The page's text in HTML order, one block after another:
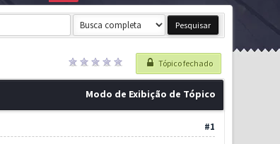
Tópico fechado
Modo de Exibição de Tópico
#1